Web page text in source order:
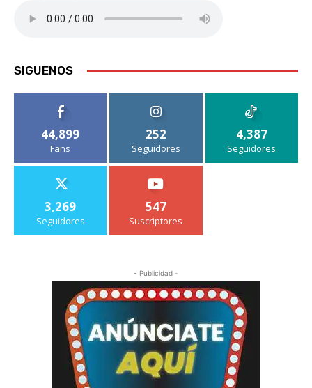
SIGUENOS
44,899
Fans
252
Seguidores
4,387
Seguidores
3,269
Seguidores
547
Suscriptores
- Publicidad -